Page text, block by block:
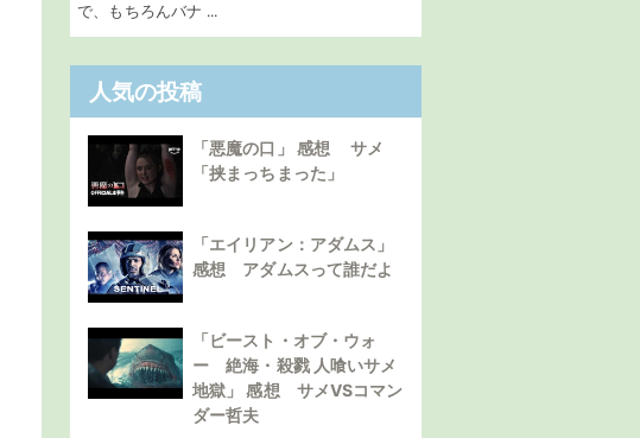
で、もちろんバナ ...
人気の投稿
「悪魔の口」 感想 サメ
「挟まっちまった」
「エイリアン：アダムス」
感想 アダムスって誰だよ
「ビースト・オブ・ウォ
ー 絶海・殺戮 人喰いサメ
地獄」 感想 サメVSコマン
ダー哲夫